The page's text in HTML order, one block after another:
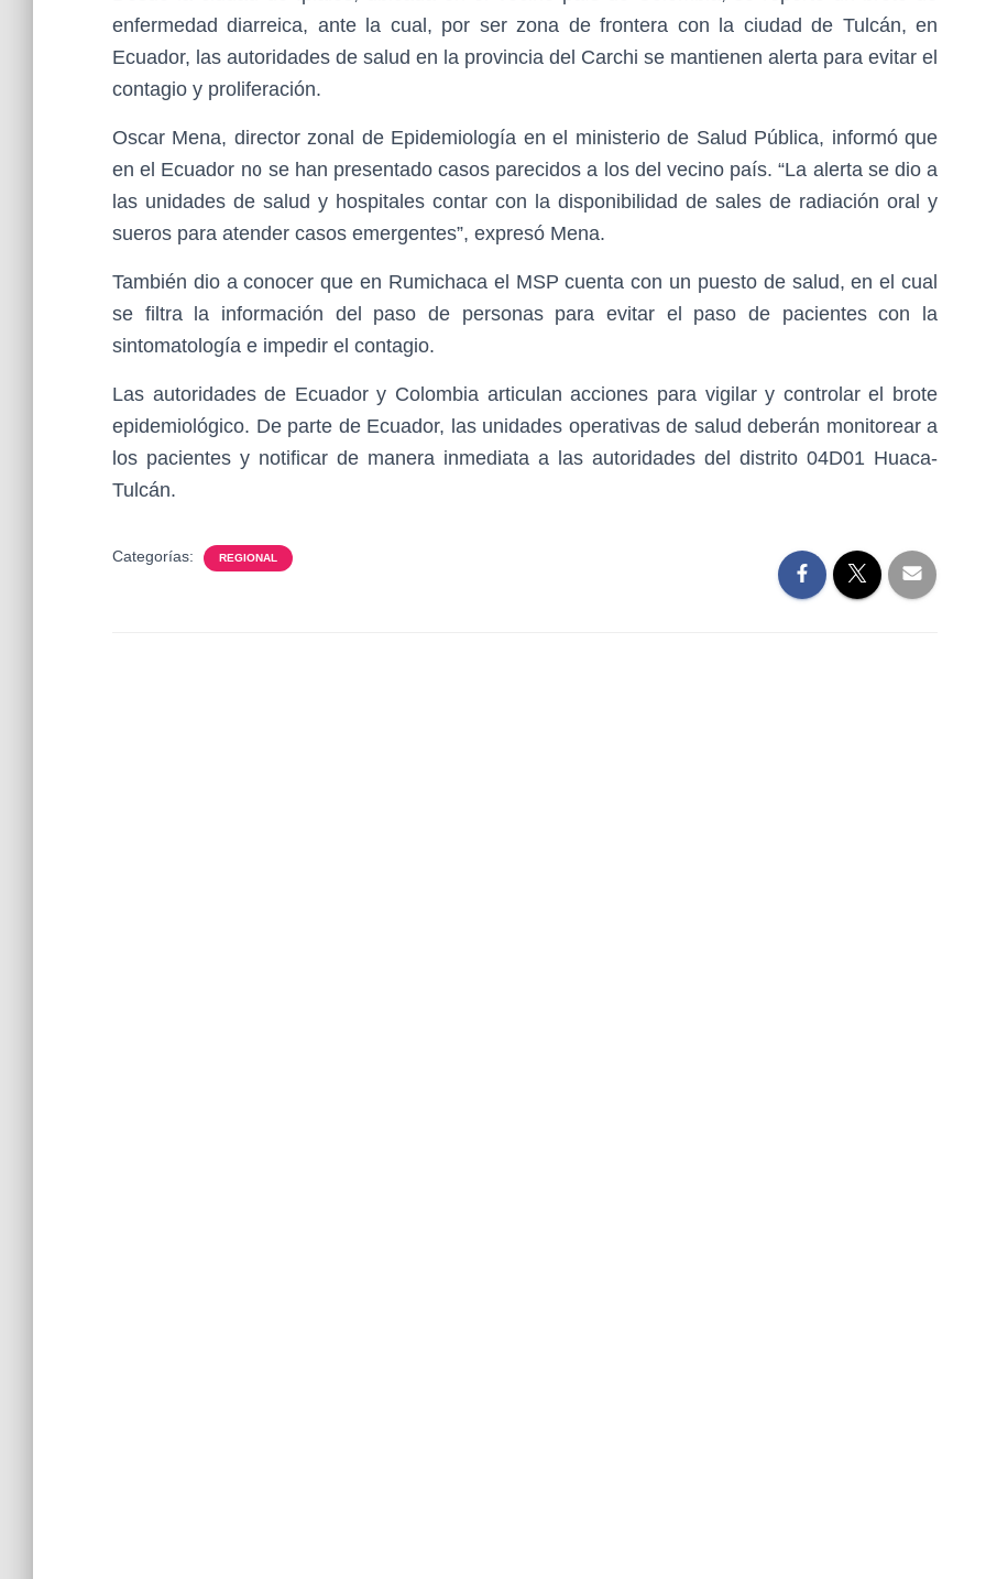
enfermedad diarreica, ante la cual, por ser zona de frontera con la ciudad de Tulcán, en
Ecuador, las autoridades de salud en la provincia del Carchi se mantienen alerta para evitar el
contagio y proliferación.
Oscar Mena, director zonal de Epidemiología en el ministerio de Salud Pública, informó que
en el Ecuador no se han presentado casos parecidos a los del vecino país. “La alerta se dio a
las unidades de salud y hospitales contar con la disponibilidad de sales de radiación oral y
sueros para atender casos emergentes”, expresó Mena.
También dio a conocer que en Rumichaca el MSP cuenta con un puesto de salud, en el cual
se filtra la información del paso de personas para evitar el paso de pacientes con la
sintomatología e impedir el contagio.
Las autoridades de Ecuador y Colombia articulan acciones para vigilar y controlar el brote
epidemiológico. De parte de Ecuador, las unidades operativas de salud deberán monitorear a
los pacientes y notificar de manera inmediata a las autoridades del distrito 04D01 Huaca-
Tulcán.
Categorías: REGIONAL